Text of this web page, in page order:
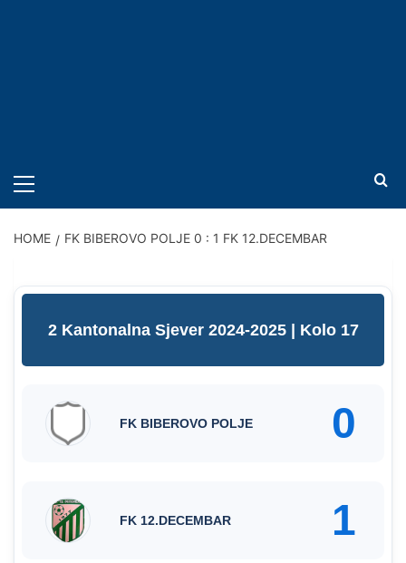
MENU
HOME FK BIBEROVO POLJE 0 : 1 FK 12.DECEMBAR
2 Kantonalna Sjever 2024-2025 | Kolo 17
FK BIBEROVO POLJE 0
FK 12.DECEMBAR 1